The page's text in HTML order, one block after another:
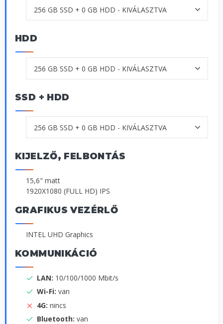
HDD
SSD + HDD
KIJELZŐ, FELBONTÁS
15,6" matt
1920X1080 (FULL HD) IPS
GRAFIKUS VEZÉRLŐ
INTEL UHD Graphics
KOMMUNIKÁCIÓ
LAN: 10/100/1000 Mbit/s
Wi-Fi: van
4G: nincs
Bluetooth: van